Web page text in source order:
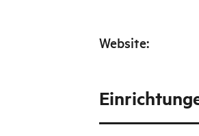
Website: